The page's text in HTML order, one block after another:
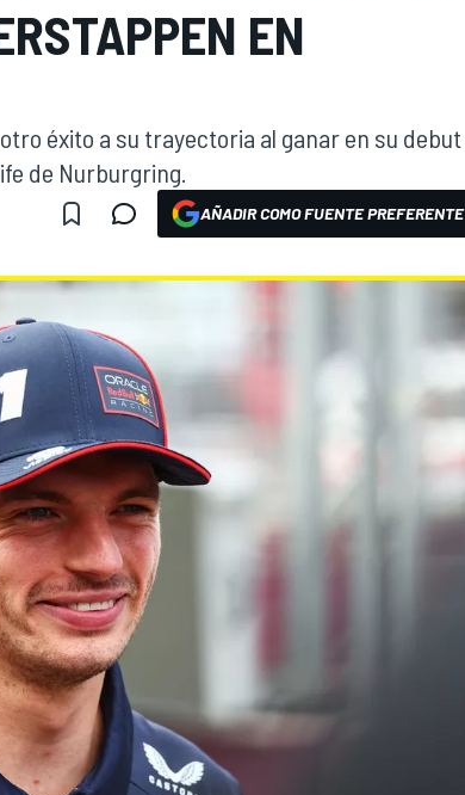
EN
éxito a su trayectoria al ganar en su debut
de Nurburgring.
AÑADIR COMO FUENTE PREFERENTE